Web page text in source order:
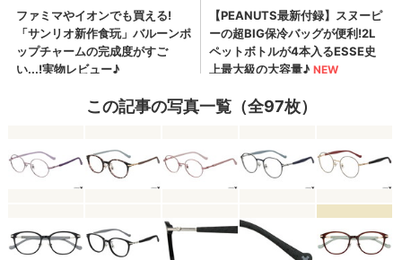
この記事の写真一覧（全97枚）